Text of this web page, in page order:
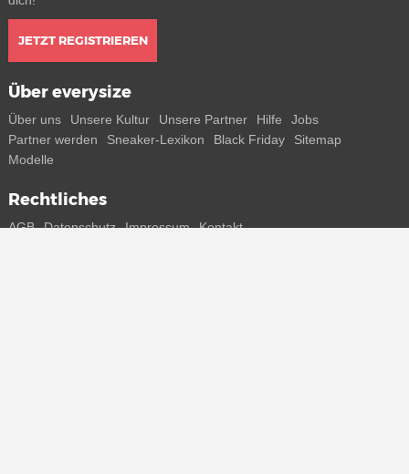
JETZT REGISTRIEREN
Über everysize
Über uns Unsere Kultur Unsere Partner Hilfe
Jobs
Partner werden
Sneaker-Lexikon Black Friday
Sitemap
Modelle
Rechtliches
AGB Datenschutz Impressum Kontakt